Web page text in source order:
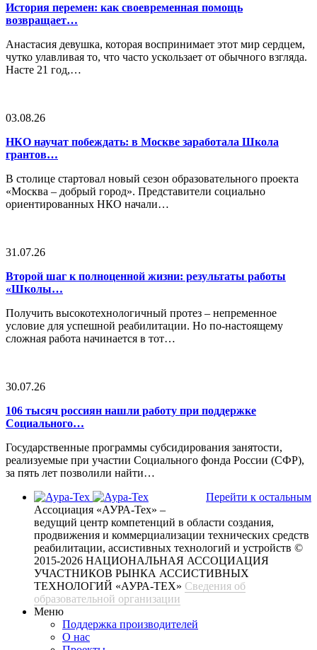
История перемен: как своевременная помощь
возвращает…
Анастасия девушка, которая воспринимает этот мир сердцем,
чутко улавливая то, что часто ускользает от обычного взгляда.
Насте 21 год,…
03.08.26
НКО научат побеждать: в Москве заработала Школа
грантов…
В столице стартовал новый сезон образовательного проекта
«Москва – добрый город». Представители социально
ориентированных НКО начали…
31.07.26
Второй шаг к полноценной жизни: результаты работы
«Школы…
Получить высокотехнологичный протез – непременное
условие для успешной реабилитации. Но по-настоящему
сложная работа начинается в тот…
30.07.26
106 тысяч россиян нашли работу при поддержке
Социального…
Государственные программы субсидирования занятости,
реализуемые при участии Социального фонда России (СФР),
за пять лет позволили найти…
Перейти к остальным
Ассоциация «АУРА-Тех» –
ведущий центр компетенций в области создания,
продвижения и коммерциализации технических средств
реабилитации, ассистивных технологий и устройств ©
2015-2026 НАЦИОНАЛЬНАЯ АССОЦИАЦИЯ
УЧАСТНИКОВ РЫНКА АССИСТИВНЫХ
ТЕХНОЛОГИЙ «АУРА-ТЕХ» Сведения об
образовательной организации
Меню
Поддержка производителей
О нас